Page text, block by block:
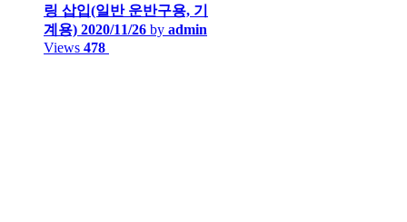
링 삽입(일반 운반구용, 기
계용) 2020/11/26 by admin
Views 478